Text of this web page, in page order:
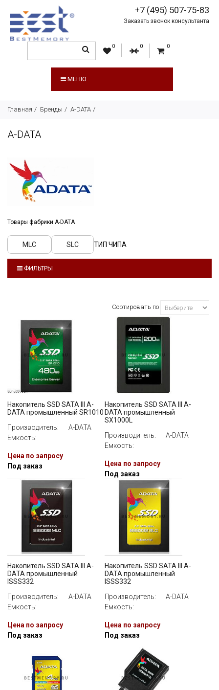
+7 (495) 507-75-83
Заказать звонок консультанта
0 0 0
МЕНЮ
Главная Бренды A-DATA
A-DATA
Товары фабрики A-DATA
MLC SLC ТИП ЧИПА
ФИЛЬТРЫ
ИНТЕРФЕЙС
СКОРОСТЬ ЗАПИСИ
ВСЕ
Сортировать по
Накопитель SSD SATA III A-
DATA промышленный SR1010
Производитель:
A-DATA
Емкость:
Цена по запросу
Под заказ
Накопитель SSD SATA III A-
DATA промышленный
SX1000L
Производитель:
A-DATA
Емкость:
Цена по запросу
Под заказ
Накопитель SSD SATA III A-
DATA промышленный
ISSS332
Производитель:
A-DATA
Емкость:
Цена по запросу
Под заказ
Накопитель SSD SATA III A-
DATA промышленный
ISSS332
Производитель:
A-DATA
Емкость:
Цена по запросу
Под заказ